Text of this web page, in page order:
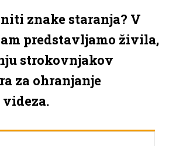
znake staranja? V
predstavljamo živila,
strokovnjakov
za ohranjanje